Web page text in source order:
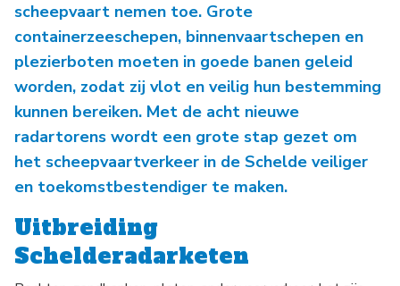
scheepvaart nemen toe. Grote
containerzeeschepen, binnenvaartschepen en
plezierboten moeten in goede banen geleid
worden, zodat zij vlot en veilig hun bestemming
kunnen bereiken. Met de acht nieuwe
radartorens wordt een grote stap gezet om
het scheepvaartverkeer in de Schelde veiliger
en toekomstbestendiger te maken.
Uitbreiding
Schelderadarketen